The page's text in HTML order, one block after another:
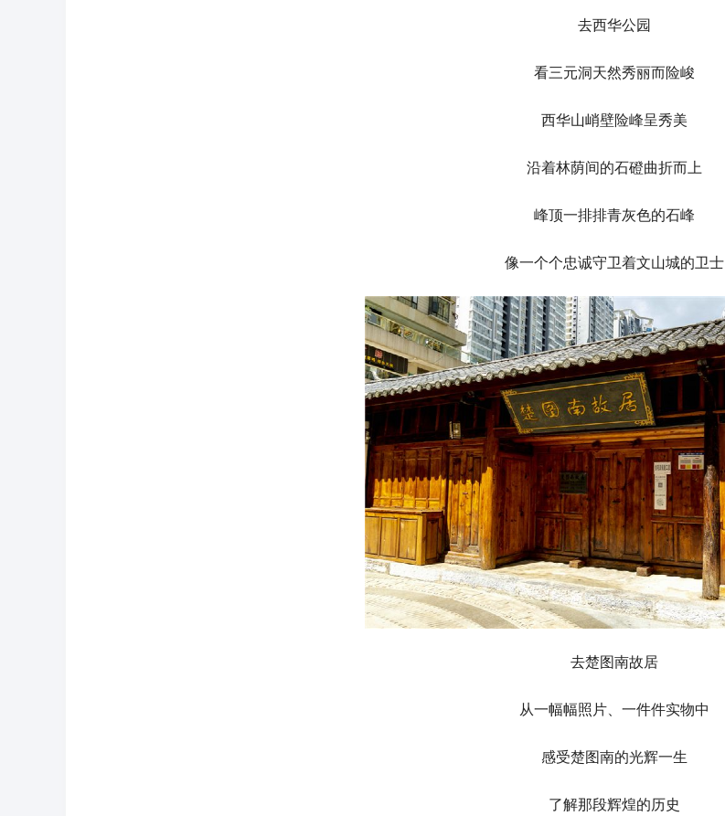
去西华公园
看三元洞天然秀丽而险峻
西华山峭壁险峰呈秀美
沿着林荫间的石磴曲折而上
峰顶一排排青灰色的石峰
像一个个忠诚守卫着文山城的卫士
去楚图南故居
从一幅幅照片、一件件实物中
感受楚图南的光辉一生
了解那段辉煌的历史